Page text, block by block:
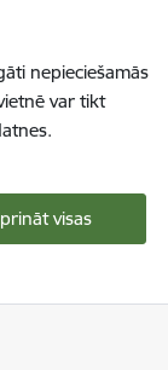
nepieciešamās
var tikt
visas